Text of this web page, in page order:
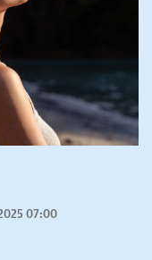
07:00